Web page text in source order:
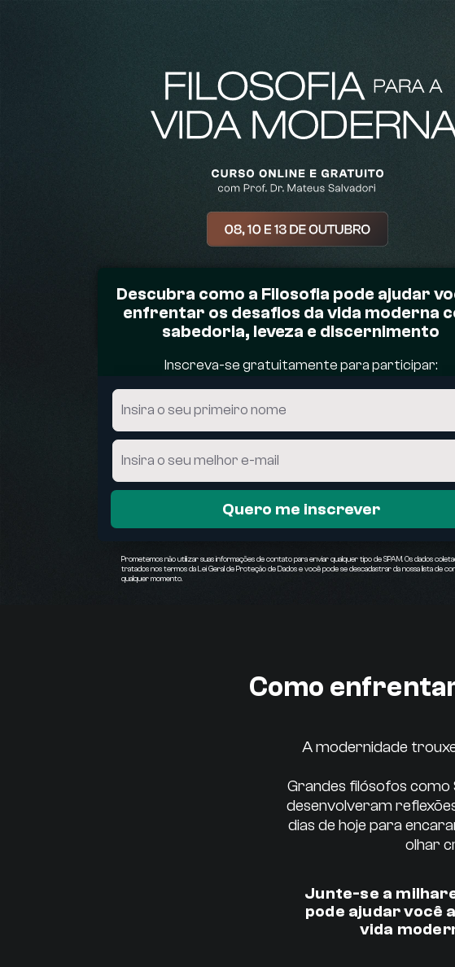
Descubra como a Filosofia pode ajudar
enfrentar os desafios da vida moderna
sabedoria, leveza e discernimento
Inscreva-se gratuitamente para participar:
Quero me inscrever
Prometemos não utilizar suas informações de contato para enviar qualquer tipo de SPAM. Os dados
tratados nos termos da Lei Geral de Proteção de Dados e você pode se descadastrar da nossa lista de
qualquer momento.
Como
A modernidade
Grandes filósofos como
desenvolveram
dias de hoje para
olhar
Junte-se a
pode ajudar você
vida